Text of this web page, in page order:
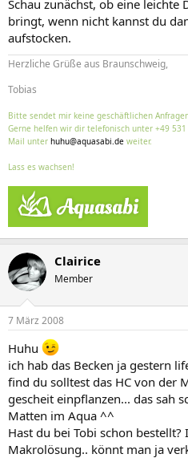
Schau zunächst, ob eine leichte
bringt, wenn nicht kannst du
aufstocken.
Herzliche Grüße aus Braunschweig,
Tobias
Bitte sendet mir keine geschäftlichen
Gerne helfen wir dir telefonisch unter +49 531
Mail unter huhu@aquasabi.de weiter.
Lass es wachsen!
Clairice
Member
7 März 2008
Huhu
ich hab das Becken ja gestern
find du solltest das HC von der
gescheit einpflanzen... das sah
Matten im Aqua ^^
Hast du bei Tobi schon
Makrolösung.. könnt man ja